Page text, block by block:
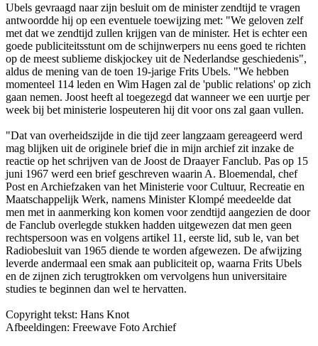
Ubels gevraagd naar zijn besluit om de minister zendtijd te vragen
antwoordde hij op een eventuele toewijzing met: "We geloven zelf
met dat we zendtijd zullen krijgen van de minister. Het is echter een
goede publiciteitsstunt om de schijnwerpers nu eens goed te richten
op de meest sublieme diskjockey uit de Nederlandse geschiedenis",
aldus de mening van de toen 19-jarige Frits Ubels. "We hebben
momenteel 114 leden en Wim Hagen zal de 'public relations' op zich
gaan nemen. Joost heeft al toegezegd dat wanneer we een uurtje per
week bij bet ministerie lospeuteren hij dit voor o­ns zal gaan vullen.
"Dat van overheidszijde in die tijd zeer langzaam gereageerd werd
mag blijken uit de originele brief die in mijn archief zit inzake de
reactie op het schrijven van de Joost de Draayer Fanclub. Pas op 15
juni 1967 werd een brief geschreven waarin A. Bloemendal, chef
Post en Archiefzaken van het Ministerie voor Cultuur, Recreatie en
Maatschappelijk Werk, namens Minister Klompé meedeelde dat
men met in aanmerking kon komen voor zendtijd aangezien de door
de Fanclub overlegde stukken hadden uitgewezen dat men geen
rechtspersoon was en volgens artikel 11, eerste lid, sub le, van bet
Radiobesluit van 1965 diende te worden afgewezen. De afwijzing
leverde andermaal een smak aan publiciteit op, waarna Frits Ubels
en de zijnen zich terugtrokken om vervolgens hun universitaire
studies te beginnen dan wel te hervatten.
Copyright tekst: Hans Knot
Afbeeldingen: Freewave Foto Archief